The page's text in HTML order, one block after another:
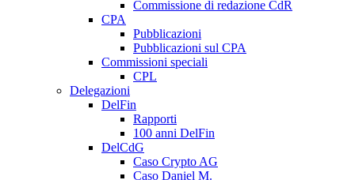
Commissione di redazione CdR
CPA
Pubblicazioni
Pubblicazioni sul CPA
Commissioni speciali
CPL
Delegazioni
DelFin
Rapporti
100 anni DelFin
DelCdG
Caso Crypto AG
Caso Daniel M.